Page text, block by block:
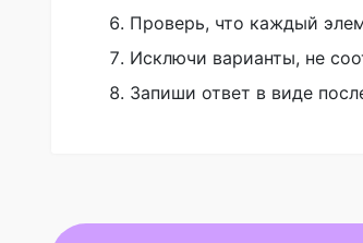
Проверь, что каждый
Исключи варианты, не
Запиши ответ в виде